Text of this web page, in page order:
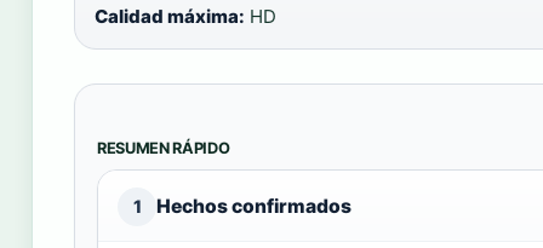
Calidad máxima: HD
RESUMEN RÁPIDO
1 Hechos confirmados